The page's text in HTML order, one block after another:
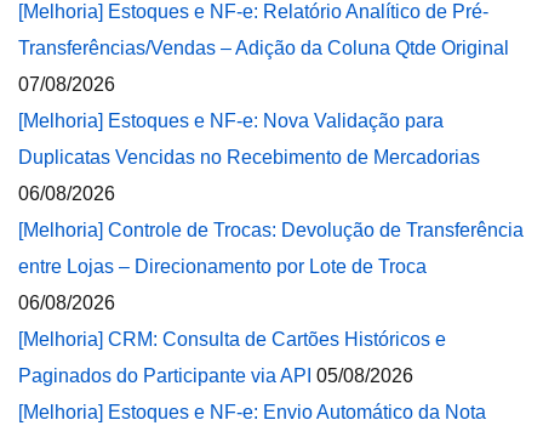
[Melhoria] Estoques e NF-e: Relatório Analítico de Pré-
Transferências/Vendas – Adição da Coluna Qtde Original
07/08/2026
[Melhoria] Estoques e NF-e: Nova Validação para
Duplicatas Vencidas no Recebimento de Mercadorias
06/08/2026
[Melhoria] Controle de Trocas: Devolução de Transferência
entre Lojas – Direcionamento por Lote de Troca
06/08/2026
[Melhoria] CRM: Consulta de Cartões Históricos e
Paginados do Participante via API 05/08/2026
[Melhoria] Estoques e NF-e: Envio Automático da Nota